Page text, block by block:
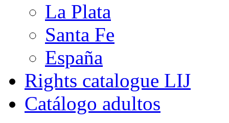
La Plata
Santa Fe
España
Rights catalogue LIJ
Catálogo adultos